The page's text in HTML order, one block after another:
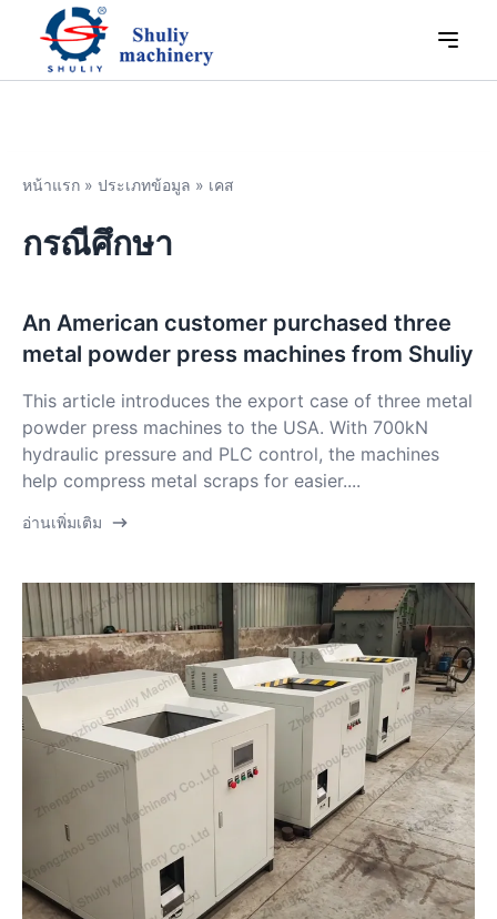
หน้าแรก » ประเภทข้อมูล » เคส
กรณีศึกษา
An American customer purchased three
metal powder press machines from Shuliy
This article introduces the export case of three metal
powder press machines to the USA. With 700kN
hydraulic pressure and PLC control, the machines
help compress metal scraps for easier....
อ่านเพิ่มเติม